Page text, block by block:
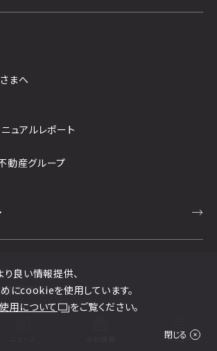
メニュー
まへ
ュアルレポート
動産グループ
ト
自然環境）
関連財務情報開示タスクフォース）提言に
り良い情報提供、
にcookieを使用しています。
用について をご覧ください。
閉じる